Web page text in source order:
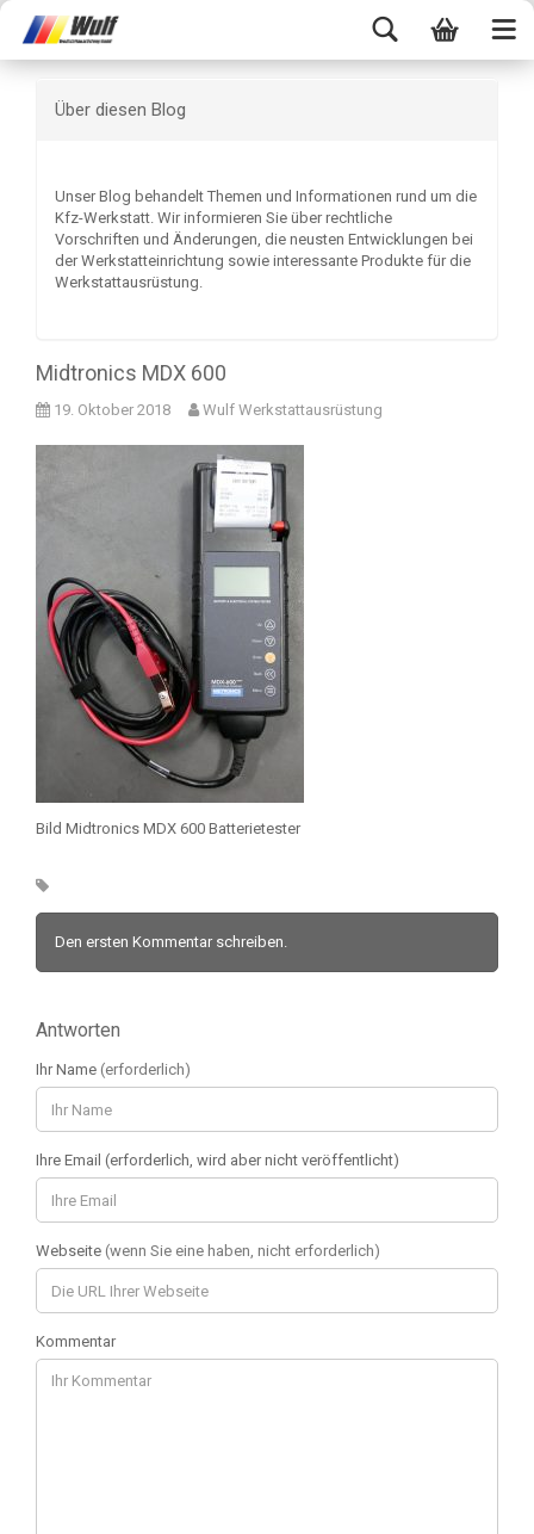
Über diesen Blog
Unser Blog behandelt Themen und Informationen rund um die
Kfz-Werkstatt. Wir informieren Sie über rechtliche
Vorschriften und Änderungen, die neusten Entwicklungen bei
der Werkstatteinrichtung sowie interessante Produkte für die
Werkstattausrüstung.
Midtronics MDX 600
19. Oktober 2018 Wulf Werkstattausrüstung
Bild Midtronics MDX 600 Batterietester
Den ersten Kommentar schreiben.
Antworten
Ihr Name (erforderlich)
Ihre Email (erforderlich, wird aber nicht veröffentlicht)
Webseite (wenn Sie eine haben, nicht erforderlich)
Kommentar